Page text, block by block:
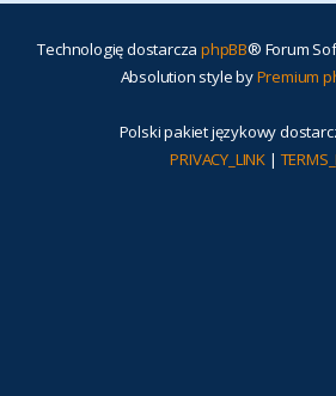
Technologię dostarcza phpBB® Forum
Absolution style byPremium
Polski pakiet językowy
PRIVACY_LINK |